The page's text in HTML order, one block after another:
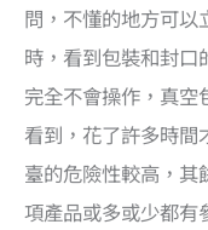
問，不懂的地方可
時，看到包裝和封口
完全不會操作，真
看到，花了許多時
臺的危險性較高，
項產品或多或少都有